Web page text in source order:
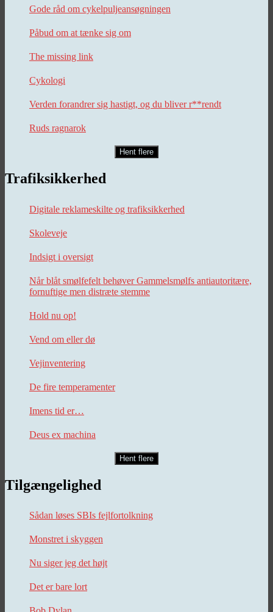
Gode råd om cykelpuljeansøgningen
Påbud om at tænke sig om
The missing link
Cykologi
Verden forandrer sig hastigt, og du bliver r**rendt
Ruds ragnarok
Hent flere
Trafiksikkerhed
Digitale reklameskilte og trafiksikkerhed
Skoleveje
Indsigt i oversigt
Når blåt smølfefelt behøver Gammelsmølfs antiautoritære,
fornuftige men distræte stemme
Hold nu op!
Vend om eller dø
Vejinventering
De fire temperamenter
Imens tid er…
Deus ex machina
Hent flere
Tilgængelighed
Sådan løses SBIs fejlfortolkning
Monstret i skyggen
Nu siger jeg det højt
Det er bare lort